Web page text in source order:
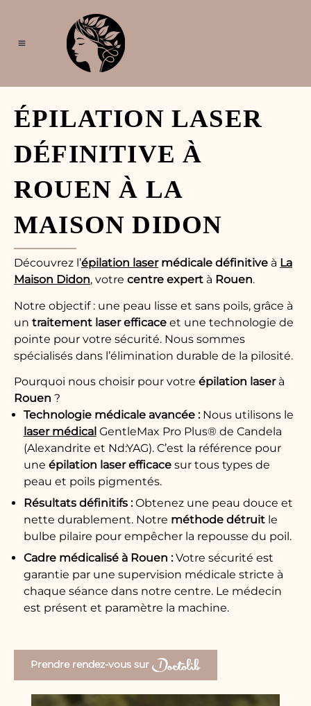
ÉPILATION LASER
DÉFINITIVE À
ROUEN À LA
MAISON DIDON
Découvrez l’épilation laser médicale définitive à La
Maison Didon, votre centre expert à Rouen.
Notre objectif : une peau lisse et sans poils, grâce à
un traitement laser efficace et une technologie de
pointe pour votre sécurité. Nous sommes
spécialisés dans l’élimination durable de la pilosité.
Pourquoi nous choisir pour votre épilation laserà
Rouen ?
Technologiemédicale avancée :Nous utilisons le
laser médical GentleMax Pro Plus® de Candela
(Alexandrite et Nd:YAG). C’est la référence pour
une épilation laser efficacesur tous types de
peau et poils pigmentés.
Résultats définitifs:Obtenez une peau douce et
nette durablement. Notre méthode détruitle
bulbe pilaire pour empêcher la repousse du poil.
Cadre médicalisé à Rouen :Votre sécurité est
garantie par une supervision médicale stricte à
chaque séance dans notre centre. Le médecin
est présent et paramètre la machine.
Prendre rendez-vous sur